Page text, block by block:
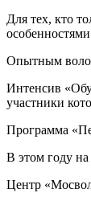
Для тех, кто
Опытным
Интенсив
участники
Программа
В этом году на
Центр